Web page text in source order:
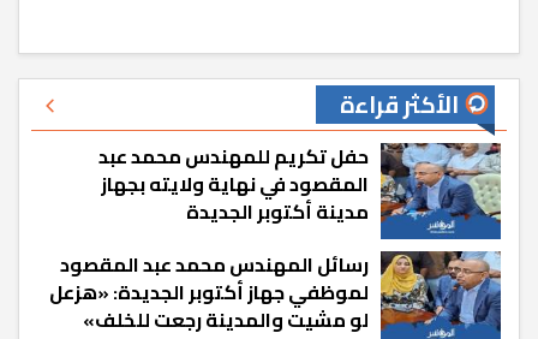
الأكثر قراءة
حفل تكريم للمهندس محمد عبد
المقصود في نهاية ولايته بجهاز
مدينة أكتوبر الجديدة
رسائل المهندس محمد عبد المقصود
لموظفي جهاز أكتوبر الجديدة: «هزعل
لو مشيت والمدينة رجعت للخلف»